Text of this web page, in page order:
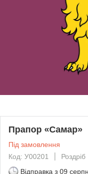
Прапор «Самар»
Під замовлення
Код: У00201
Роздріб
Відправка з 09